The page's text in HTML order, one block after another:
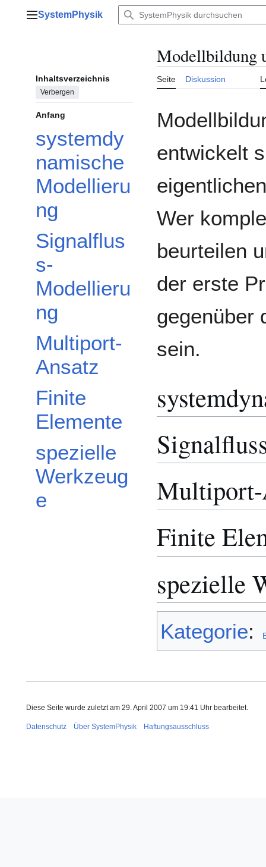
Hauptmenü
SystemPhysik
Inhaltsverzeichnis
Verbergen
Anfang
systemdy
namische
Modellieru
ng
Signalflus
s-
Modellieru
ng
Multiport-
Ansatz
Finite
Elemente
spezielle
Werkzeug
e
Modellbildung
Seite Diskussion
entwickelt
Wer
beurteilen
der erste
gegenüber
sein.
Finite
spezielle
Kategorie:
Diese Seite wurde zuletzt am 29. April 2007 um 19:41 Uhr bearbeitet.
Datenschutz Über SystemPhysik Haftungsausschluss